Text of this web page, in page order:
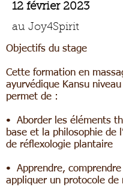
12 février 2023
au Joy4Spirit
Objectifs du stage
Cette formation en
ayurvédique Kansu
permet de :
• Aborder les éléments
base et la philosophie de
de réflexologie plantaire
• Apprendre,
appliquer un protocole de